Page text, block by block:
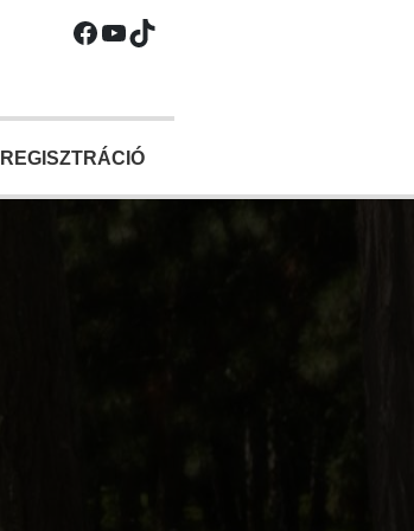
Facebook
YouTube
TikTok
REGISZTRÁCIÓ